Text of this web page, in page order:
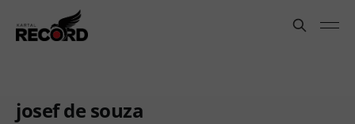
josef de souza